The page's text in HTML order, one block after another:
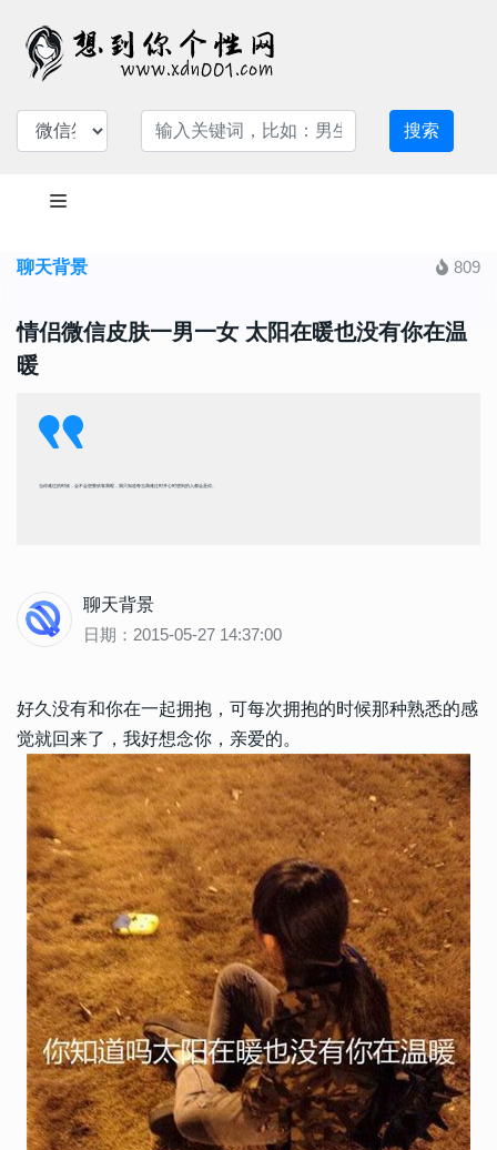
搜索
聊天背景 809
情侣微信皮肤一男一女 太阳在暖也没有你在温
暖
当你难过的时候，会不会想要依靠我呢，我只知道每当我难过时开心时想到的人都会是你。
聊天背景
日期：2015-05-27 14:37:00
好久没有和你在一起拥抱，可每次拥抱的时候那种熟悉的感
觉就回来了，我好想念你，亲爱的。